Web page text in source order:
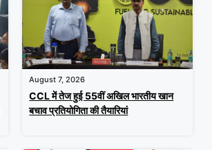
August 7, 2026
CCL में तेज हुई 55वीं अखिल भारतीय खान
बचाव प्रतियोगिता की तैयारियां